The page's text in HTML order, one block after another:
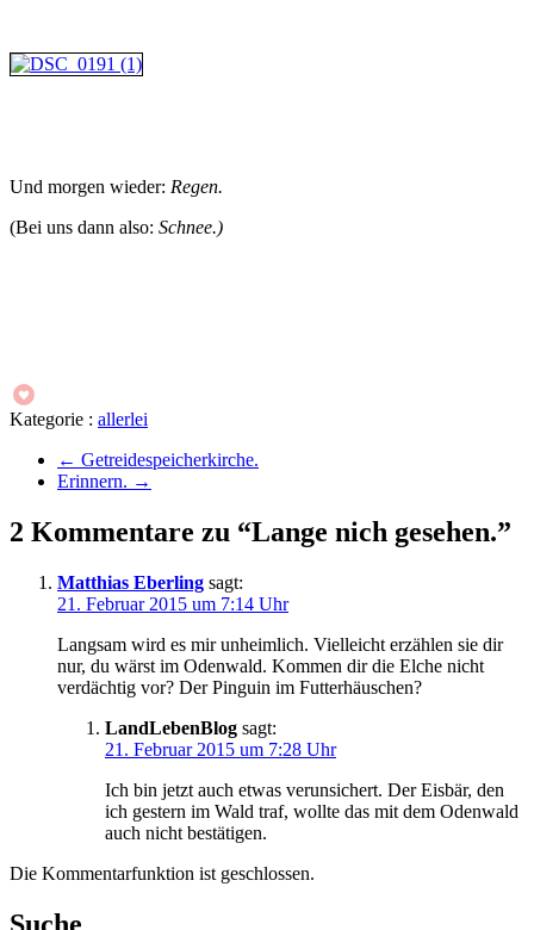
Und morgen wieder: Regen.
(Bei uns dann also: Schnee.)
Kategorie : allerlei
← Getreidespeicherkirche.
Erinnern. →
2 Kommentare zu “Lange nich gesehen.”
Matthias Eberling sagt:
21. Februar 2015 um 7:14 Uhr
Langsam wird es mir unheimlich. Vielleicht erzählen sie dir
nur, du wärst im Odenwald. Kommen dir die Elche nicht
verdächtig vor? Der Pinguin im Futterhäuschen?
LandLebenBlog sagt:
21. Februar 2015 um 7:28 Uhr
Ich bin jetzt auch etwas verunsichert. Der Eisbär, den
ich gestern im Wald traf, wollte das mit dem Odenwald
auch nicht bestätigen.
Die Kommentarfunktion ist geschlossen.
Suche